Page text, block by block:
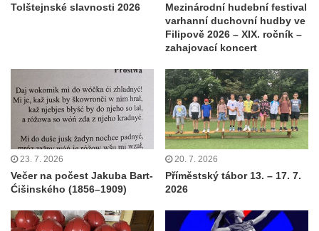
Tolštejnské slavnosti 2026
Mezinárodní hudební festival
varhanní duchovní hudby ve
Filipově 2026 – XIX. ročník –
zahajovací koncert
23. 7. 2026
Večer na počest Jakuba Bart-
Ćišinského (1856–1909)
20. 7. 2026
Příměstský tábor 13. – 17. 7.
2026